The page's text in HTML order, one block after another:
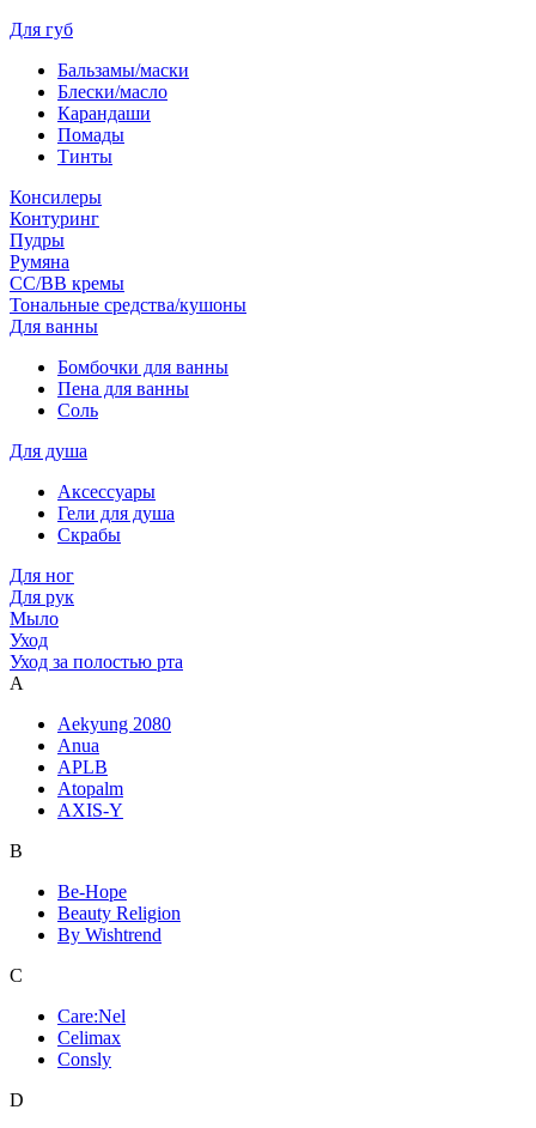
Для губ
Бальзамы/маски
Блески/масло
Карандаши
Помады
Тинты
Консилеры
Контуринг
Пудры
Румяна
СС/ВВ кремы
Тональные средства/кушоны
Для ванны
Бомбочки для ванны
Пена для ванны
Соль
Для душа
Аксессуары
Гели для душа
Скрабы
Для ног
Для рук
Мыло
Уход
Уход за полостью рта
A
Aekyung 2080
Anua
APLB
Atopalm
AXIS-Y
B
Be-Hope
Beauty Religion
By Wishtrend
C
Care:Nel
Celimax
Consly
D